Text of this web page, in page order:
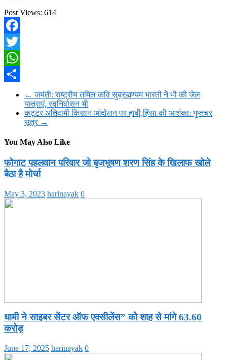
Post Views: 614
Facebook
Twitter
WhatsApp
← जयंती: राष्ट्रीय तमिल कवि सुब्रह्मण्यम भारती ने भी की जेल
यात्राएं, स्वनिर्वासन भी
कट्टर अतिवामी किसान आंदोलन पर हावी,हिंसा की आशंका: गुप्तचर
सूत्र →
You May Also Like
फोगाट पहलवान परिवार जो बृजभूषण शरण सिंह के खिलाफ खोले
बैठा है मोर्चा
May 3, 2023 harinayak 0
धामी ने साइबर सेंटर ऑफ एक्सीलेंस” को शाह से मांगे 63.60
करोड़
June 17, 2025 harinayak 0